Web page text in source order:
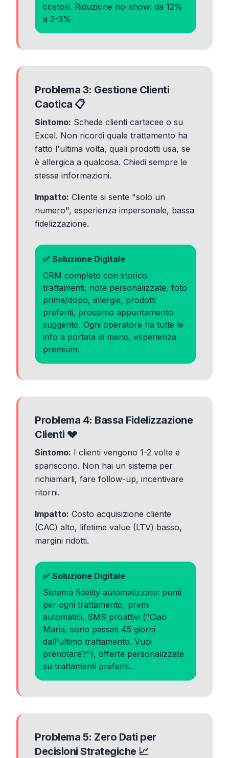
costosi. Riduzione no-show: da 12%
a 2-3%.
Problema 3: Gestione Clienti
Caotica 📋
Sintomo: Schede clienti cartacee o su
Excel. Non ricordi quale trattamento ha
fatto l'ultima volta, quali prodotti usa, se
è allergica a qualcosa. Chiedi sempre le
stesse informazioni.
Impatto: Cliente si sente "solo un
numero", esperienza impersonale, bassa
fidelizzazione.
✅ Soluzione Digitale
CRM completo con storico
trattamenti, note personalizzate, foto
prima/dopo, allergie, prodotti
preferiti, prossimo appuntamento
suggerito. Ogni operatore ha tutte le
info a portata di mano, esperienza
premium.
Problema 4: Bassa Fidelizzazione
Clienti 💔
Sintomo: I clienti vengono 1-2 volte e
spariscono. Non hai un sistema per
richiamarli, fare follow-up, incentivare
ritorni.
Impatto: Costo acquisizione cliente
(CAC) alto, lifetime value (LTV) basso,
margini ridotti.
✅ Soluzione Digitale
Sistema fidelity automatizzato: punti
per ogni trattamento, premi
automatici, SMS proattivi ("Ciao
Maria, sono passati 45 giorni
dall'ultimo trattamento. Vuoi
prenotare?"), offerte personalizzate
su trattamenti preferiti.
Problema 5: Zero Dati per
Decisioni Strategiche 📈